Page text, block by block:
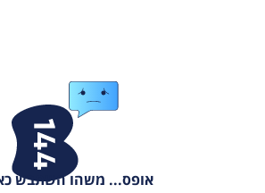
אופס... משהו השתבש